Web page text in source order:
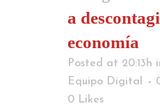
a
economía
Posted at 20:13h
Equipo Digital
0 Likes